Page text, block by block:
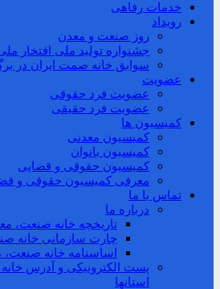
خدمات رفاهی
رویداد
روز صنعت و معدن
جشنواره تولید ملی افتخار
سوابق خانه صمت ایران در
عضویت
عضویت فرد حقوقی
عضویت فرد حقیقی
کمیسیون ها
کمیسیون معدنی
کمیسیون بانوان
کمیسیون حقوقی و قضایی
معرفی کمیسیون حقوقی و
تماس با ما
درباره ما
تاریخچه خانه صنعت،
چارت سازمانی خانه
اساسنامه خانه صنعت،
پست الکترونیکی و آدرس
استانها